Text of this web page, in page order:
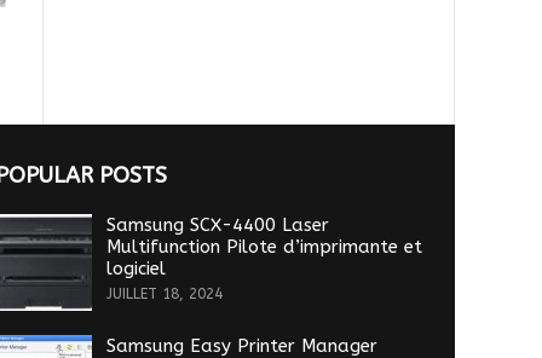
POSTS
Samsung SCX-4400 Laser
Multifunction Pilote d’imprimante et
logiciel
JUILLET 18, 2024
Samsung Easy Printer Manager